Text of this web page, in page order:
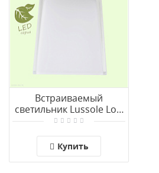
Встраиваемый
светильник Lussole Loft
LENTE GRLSC-2500-01
Купить